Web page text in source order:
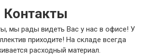
Контакты
мы рады видеть Вас у нас в офисе! У
приходите! На складе всегда
расходный материал.